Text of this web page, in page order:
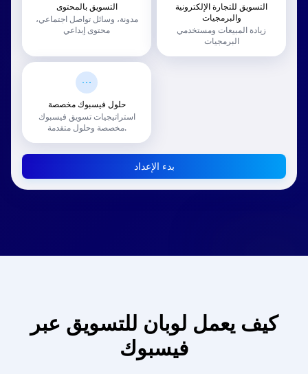
التسويق بالمحتوى
مدونة، وسائل تواصل اجتماعي،
محتوى إبداعي
التسويق للتجارة الإلكترونية
والبرمجيات
زيادة المبيعات ومستخدمي
البرمجيات
حلول فيسبوك مخصصة
استراتيجيات تسويق فيسبوك
مخصصة وحلول متقدمة.
بدء الإعداد
كيف يعمل لوبان للتسويق عبر
فيسبوك